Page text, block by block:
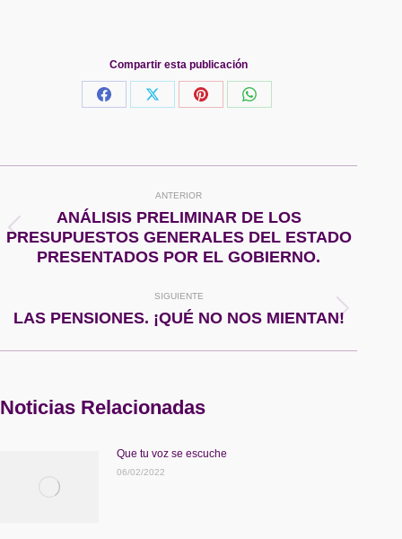
Compartir esta publicación
Share
Share
Share
Share
entre
publicaciones
ANTERIOR
Publicación
ANÁLISIS PRELIMINAR DE LOS
PRESUPUESTOS GENERALES DEL ESTADO
PRESENTADOS POR EL GOBIERNO.
SIGUIENTE
Publicación
LAS PENSIONES. ¡QUÉ NO NOS MIENTAN!
Noticias Relacionadas
Que tu voz se escuche
06/02/2022